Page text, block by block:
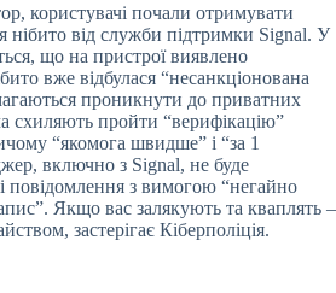
користувачі почали отримувати
нібито від служби підтримки Signal. У
що на пристрої виявлено
вже відбулася “несанкціонована
проникнути до приватних
схиляють пройти “верифікацію”
“якомога швидше” і “за 1
включно з Signal, не буде
повідомлення з вимогою “негайно
Якщо вас залякують та кваплять –
застерігає Кіберполіція.